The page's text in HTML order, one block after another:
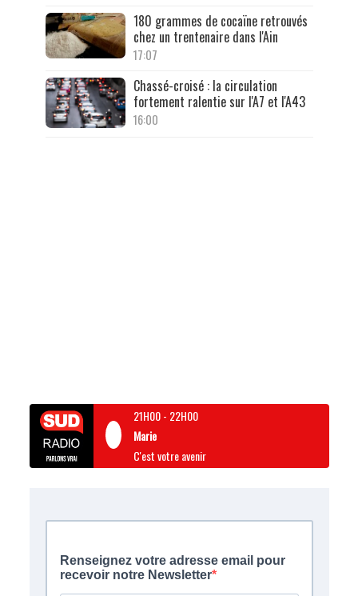
180 grammes de cocaïne retrouvés
chez un trentenaire dans l'Ain
17:07
Chassé-croisé : la circulation
fortement ralentie sur l'A7 et l'A43
16:00
21H00- 22H00
Marie
C'est votre avenir